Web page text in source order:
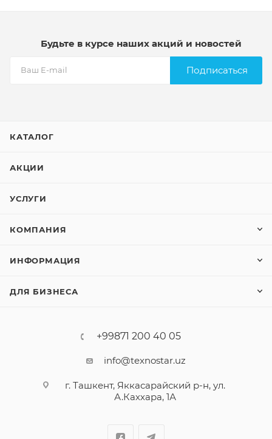
Будьте в курсе наших акций и новостей
Подписаться
КАТАЛОГ
АКЦИИ
УСЛУГИ
КОМПАНИЯ
ИНФОРМАЦИЯ
ДЛЯ БИЗНЕСА
+99871 200 40 05
info@texnostar.uz
г. Ташкент, Яккасарайский р-н, ул.
А.Каххара, 1А